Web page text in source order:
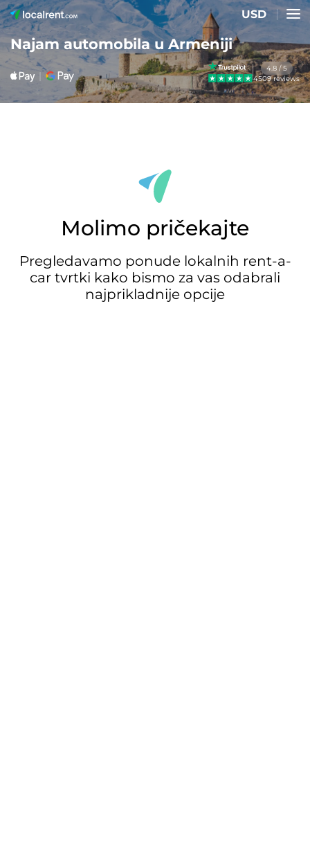
USD
Najam automobila u Armeniji
4.8 / 5
4509 reviews
Molimo pričekajte
Pregledavamo ponude lokalnih rent-a-
car tvrtki kako bismo za vas odabrali
najprikladnije opcije